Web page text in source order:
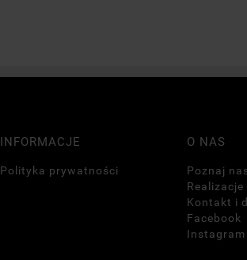
INFORMACJE
Polityka prywatności
O NAS
Poznaj
Realizacje
Kontakt i
Facebook
Instagram